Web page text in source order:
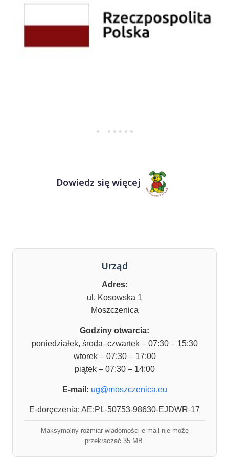
Dowiedz się więcej
Urząd
Adres:
ul. Kosowska 1
Moszczenica
Godziny otwarcia:
poniedziałek, środa–czwartek – 07:30 – 15:30
wtorek – 07:30 – 17:00
piątek – 07:30 – 14:00
E-mail: ug@moszczenica.eu
E-doręczenia: AE:PL-50753-98630-EJDWR-17
Maksymalny rozmiar wiadomości e-mail nie może
przekraczać 35 MB.